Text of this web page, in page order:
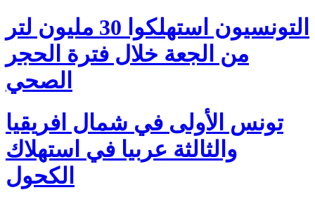
التونسيون استهلكوا 30 مليون لتر
من الجعة خلال فترة الحجر
الصحي
تونس الأولى في شمال افريقيا
والثالثة عربيا في استهلاك
الكحول